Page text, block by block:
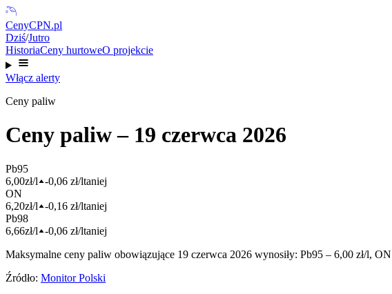
CenyCPN.pl
Dziś/Jutro
HistoriaCeny hurtoweO projekcie
Włącz alerty
Ceny paliw
Ceny paliw – 19 czerwca 2026
Pb95
6,00zł/l -0,06 zł/ltaniej
ON
6,20zł/l -0,16 zł/ltaniej
Pb98
6,66zł/l -0,06 zł/ltaniej
Maksymalne ceny paliw obowiązujące 19 czerwca 2026 wynosiły: Pb95 – 6,00 zł/l,
Źródło: Monitor Polski